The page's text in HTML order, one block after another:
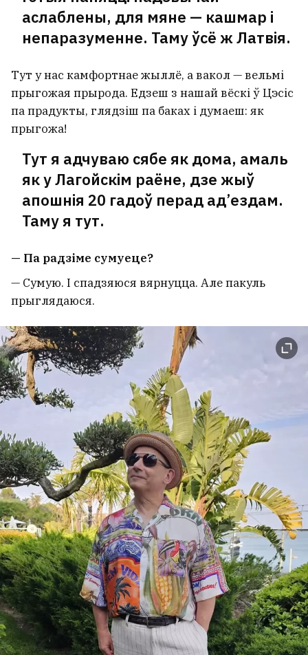
аслаблены, для мяне — кашмар і
непаразуменне. Таму ўсё ж Латвія.
Тут у нас камфортнае жыллё, а вакол — вельмі
прыгожая прырода. Едзеш з нашай вёскі ў Цэсіс
па прадукты, глядзіш па баках і думаеш: як
прыгожа!
Тут я адчуваю сябе як дома, амаль
як у Лагойскім раёне, дзе жыў
апошнія 20 гадоў перад ад’ездам.
Таму я тут.
— Па радзіме сумуеце?
— Сумую. І спадзяюся вярнуцца. Але пакуль
прыглядаюся.